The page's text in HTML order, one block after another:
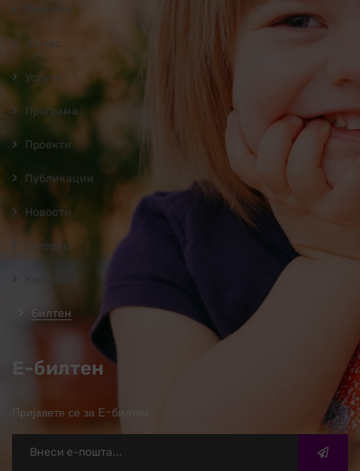
Почетна
За нас
Услуги
Програмa
Проекти
Публикации
Новости
Галерија
Билтен
Е-билтен
Пријавете се за Е-билтен